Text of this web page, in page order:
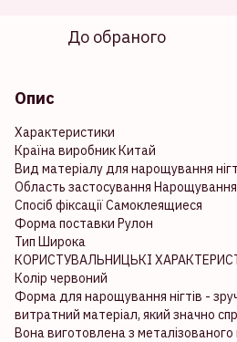
До обраного
Опис
Характеристики
Країна виробник Китай
Вид матеріалу для нарощування
Область застосування Нарощування
Спосіб фіксації Самоклеящиеся
Форма поставки Рулон
Тип Широка
КОРИСТУВАЛЬНИЦЬКІ
Колір червоний
Форма для нарощування нігтів -
витратний матеріал, який значно
Вона виготовлена ​​з металізованого